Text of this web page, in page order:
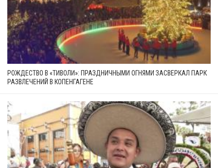
РОЖДЕСТВО В «ТИВОЛИ»: ПРАЗДНИЧНЫМИ ОГНЯМИ ЗАСВЕРКАЛ ПАРК
РАЗВЛЕЧЕНИЙ В КОПЕНГАГЕНЕ